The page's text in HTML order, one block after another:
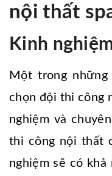
nội thất
Kinh
Một trong
chọn đội thi công
nghiệm và
thi công nội thất
nghiệm sẽ có